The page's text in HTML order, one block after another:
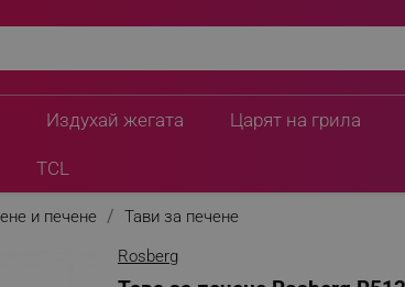
Издухай жегата Царят на грила
TCL
и печене
Тави за печене
Rosberg
32x22x10 см, Неръждаема